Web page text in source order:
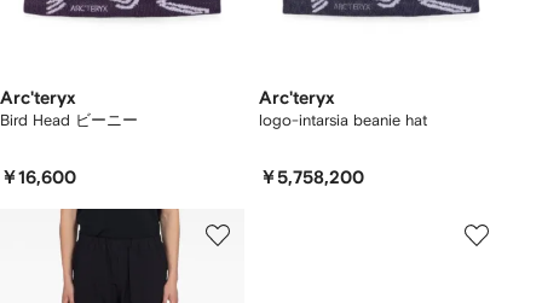
Arc'teryx
Bird Head ビーニー
￥16,600
Arc'teryx
logo-intarsia beanie hat
￥5,758,200